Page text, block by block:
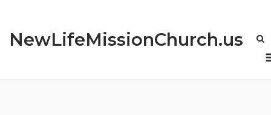
content
NewLifeMissionChurch.us